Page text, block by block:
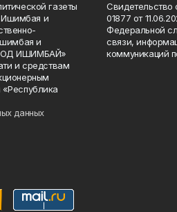
газеты
и
и
ИШИМБАЙ»
и средствам
данных
01877 от
Федеральной
связи,
коммуникаций